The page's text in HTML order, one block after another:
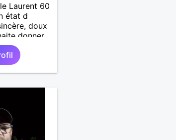
Laurent 60
état d
doux
donner
l'amour et
a la
partager
a la
me